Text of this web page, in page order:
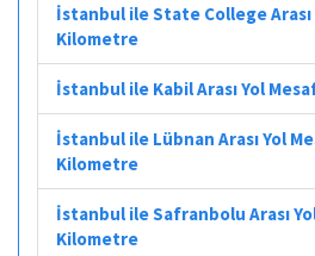
İstanbul ile State College Arası
Kilometre
İstanbul ile Kabil Arası Yol
İstanbul ile Lübnan Arası Yol
Kilometre
İstanbul ile Safranbolu Arası
Kilometre